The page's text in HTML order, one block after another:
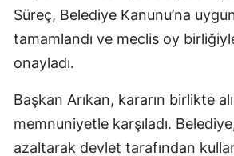
Süreç, Belediye Kanunu’na
tamamlandı ve meclis oy
onayladı.
Başkan Arıkan, kararın birlikte
memnuniyetle karşıladı.
azaltarak devlet tarafından